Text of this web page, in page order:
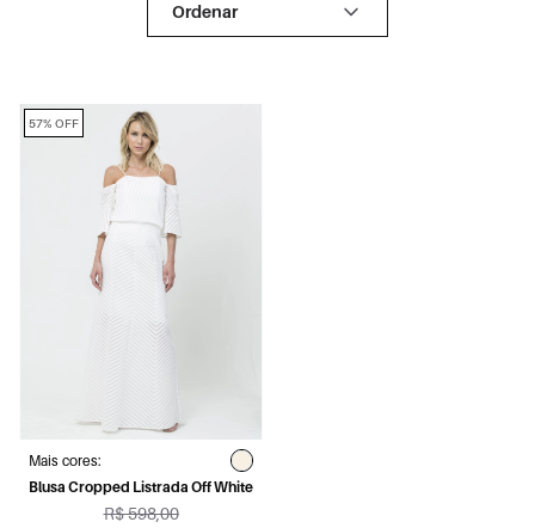
Mais cores:
Blusa Cropped Listrada Off White
R$ 598,00
57% OFF